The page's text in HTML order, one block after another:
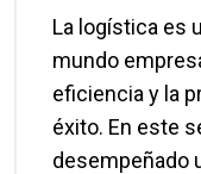
La logística es
mundo
eficiencia y la
éxito. En este
desempeñado